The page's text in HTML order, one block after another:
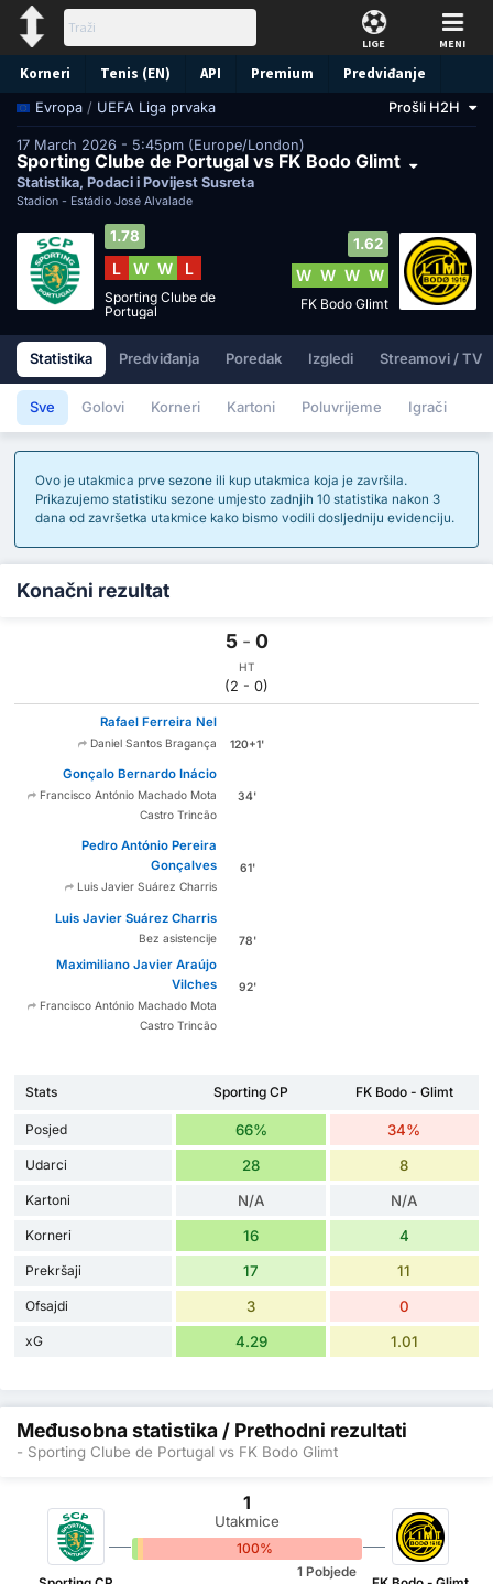
LIGE MENI
Korneri Tenis (EN) API Premium Predviđanje
Evropa / UEFA Liga prvaka Prošli H2H
17 March 2026 - 5:45pm (Europe/London)
Sporting Clube de Portugal vs FK Bodo Glimt
Statistika, Podaci i Povijest Susreta
Stadion - Estádio José Alvalade
1.78
L W W L
Sporting Clube de
Portugal
1.62
W W W W
FK Bodo Glimt
Statistika Predviđanja Poredak Izgledi Streamovi / TV
Sve Golovi Korneri Kartoni Poluvrijeme Igrači
Ovo je utakmica prve sezone ili kup utakmica koja je završila.
Prikazujemo statistiku sezone umjesto zadnjih 10 statistika nakon 3
dana od završetka utakmice kako bismo vodili dosljedniju evidenciju.
Konačni rezultat
5 - 0
HT
(2 - 0)
Rafael Ferreira Nel
Daniel Santos Bragança 120+1'
Gonçalo Bernardo Inácio
Francisco António Machado Mota
Castro Trincão
34'
Pedro António Pereira
Gonçalves
Luis Javier Suárez Charris
61'
Luis Javier Suárez Charris
Bez asistencije 78'
Maximiliano Javier Araújo
Vilches
Francisco António Machado Mota
Castro Trincão
92'
Stats Sporting CP FK Bodo - Glimt
Posjed 66% 34%
Udarci 28 8
Kartoni N/A N/A
Korneri 16 4
Prekršaji 17 11
Ofsajdi 3 0
xG 4.29 1.01
Međusobna statistika / Prethodni rezultati
- Sporting Clube de Portugal vs FK Bodo Glimt
1
Utakmice
100%
1 Pobjede